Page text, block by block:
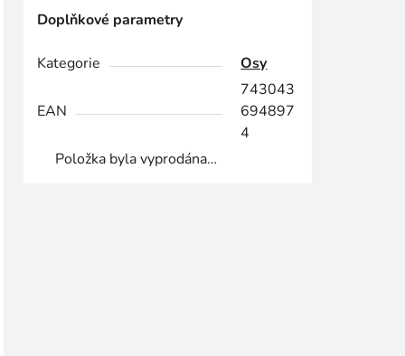
Doplňkové parametry
Kategorie Osy
EAN
743043
694897
4
Položka byla vyprodána…